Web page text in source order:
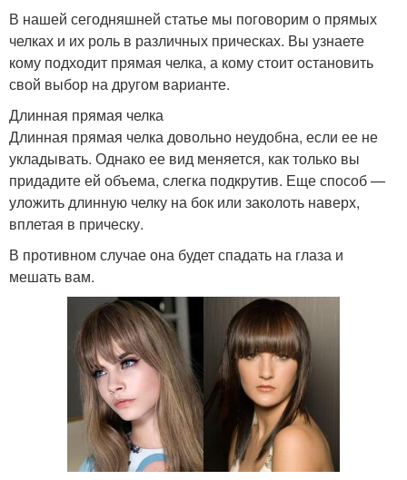
В нашей сегодняшней статье мы поговорим о прямых
челках и их роль в различных прическах. Вы узнаете
кому подходит прямая челка, а кому стоит остановить
свой выбор на другом варианте.
Длинная прямая челка
Длинная прямая челка довольно неудобна, если ее не
укладывать. Однако ее вид меняется, как только вы
придадите ей объема, слегка подкрутив. Еще способ —
уложить длинную челку на бок или заколоть наверх,
вплетая в прическу.
В противном случае она будет спадать на глаза и
мешать вам.